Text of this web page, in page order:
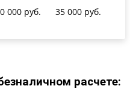
000 руб. 35 000 руб.
расчете: